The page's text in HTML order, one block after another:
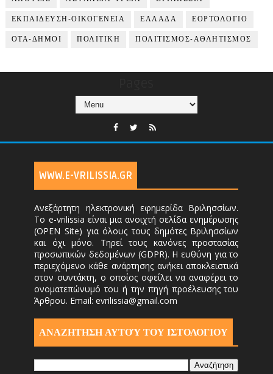
ΕΚΠΑΙΔΕΥΣΗ-ΟΙΚΟΓΕΝΕΙΑ ΕΛΛΑΔΑ ΕΟΡΤΟΛΟΓΙΟ
ΟΤΑ-ΔΗΜΟΙ ΠΟΛΙΤΙΚΗ ΠΟΛΙΤΙΣΜΟΣ-ΑΘΛΗΤΙΣΜΟΣ
WWW.E-VRILISSIA.GR
Ανεξάρτητη ηλεκτρονική εφημερίδα Βριλησσίων.
Το e-vrilissia είναι μια ανοιχτή σελίδα ενημέρωσης
(OPEN Site) για όλους τους δημότες Βριλησσίων
και όχι μόνο. Τηρεί τους κανόνες προστασίας
προσωπικών δεδομένων (GDPR). Η ευθύνη για το
περιεχόμενο κάθε ανάρτησης ανήκει αποκλειστικά
στον συντάκτη, ο οποίος οφείλει να αναφέρει το
ονοματεπώνυμό του ή την πηγή προέλευσης του
Άρθρου. Email: evrilissia@gmail.com
ΑΝΑΖΗΤΗΣΗ ΑΥΤΟΎ ΤΟΥ ΙΣΤΟΛΟΓΙΟΥ